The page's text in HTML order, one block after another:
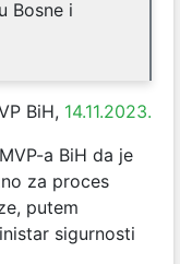
Bosne i
BiH, 14.11.2023.
a BiH da je
za proces
putem
sigurnosti